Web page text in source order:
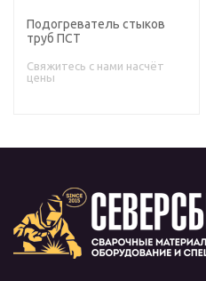
Подогреватель стыков
труб ПСТ
Свяжитесь с нами насчёт
цены